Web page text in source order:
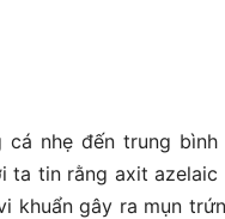
nhẹ đến trung bình
ta tin rằng axit azelaic
khuẩn gây ra mụn